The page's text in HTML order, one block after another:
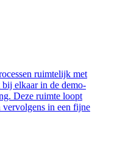
ruimtelijk met
elkaar in de demo-
Deze ruimte loopt
vervolgens in een fijne